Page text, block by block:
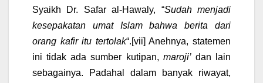
Syaikh Dr. Safar al-Hawaly, “Sudah menjadi
kesepakatan umat Islam bahwa berita dari
orang kafir itu tertolak“.[vii] Anehnya, statemen
ini tidak ada sumber kutipan, maroji’dan lain
sebagainya. Padahal dalam banyak riwayat,